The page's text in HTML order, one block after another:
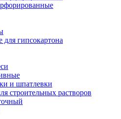
гипсокартона
и шпатлевки
строительных растворов